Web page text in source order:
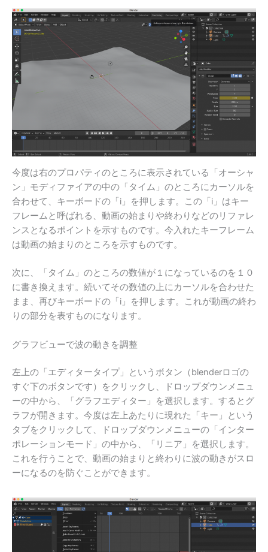
今度は右のプロパティのところに表示されている「オーシャ
ン」モディファイアの中の「タイム」のところにカーソルを
合わせて、キーボードの「i」を押します。この「i」はキー
フレームと呼ばれる、動画の始まりや終わりなどのリファレ
ンスとなるポイントを示すものです。今入れたキーフレーム
は動画の始まりのところを示すものです。
次に、「タイム」のところの数値が１になっているのを１０
に書き換えます。続いてその数値の上にカーソルを合わせた
まま、再びキーボードの「i」を押します。これが動画の終わ
りの部分を表すものになります。
グラフビューで波の動きを調整
左上の「エディタータイプ」というボタン（blenderロゴの
すぐ下のボタンです）をクリックし、ドロップダウンメニュ
ーの中から、「グラフエディター」を選択します。するとグ
ラフが開きます。今度は左上あたりに現れた「キー」という
タブをクリックして、ドロップダウンメニューの「インター
ポレーションモード」の中から、「リニア」を選択します。
これを行うことで、動画の始まりと終わりに波の動きがスロ
ーになるのを防ぐことができます。